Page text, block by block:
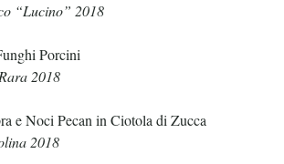
“Lucino” 2018
Porcini
2018
e Noci Pecan in Ciotola di Zucca
2018